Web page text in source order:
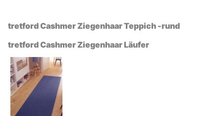
tretford Cashmer Ziegenhaar Teppich -rund
tretford Cashmer Ziegenhaar Läufer